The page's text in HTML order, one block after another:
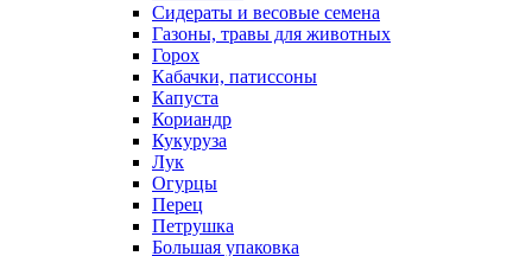
Сидераты и весовые семена
Газоны, травы для животных
Горох
Кабачки, патиссоны
Капуста
Кориандр
Кукуруза
Лук
Огурцы
Перец
Петрушка
Большая упаковка